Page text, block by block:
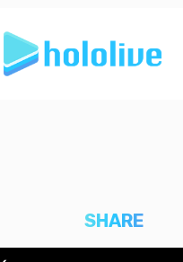
SHARE